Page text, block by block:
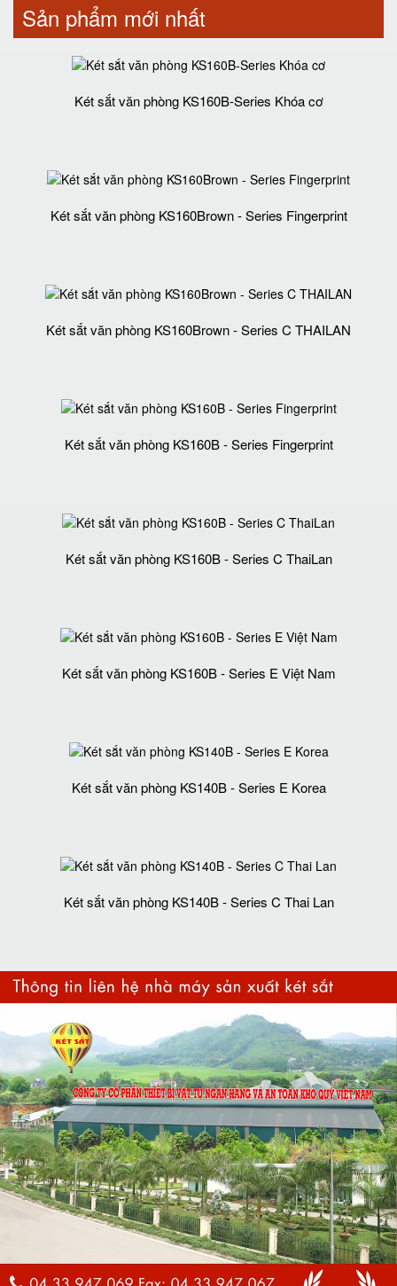
Sản phẩm mới nhất
Két sắt văn phòng KS160B-Series Khóa cơ
Két sắt văn phòng KS160Brown - Series Fingerprint
Két sắt văn phòng KS160Brown - Series C THAILAN
Két sắt văn phòng KS160B - Series Fingerprint
Két sắt văn phòng KS160B - Series C ThaiLan
Két sắt văn phòng KS160B - Series E Việt Nam
Két sắt văn phòng KS140B - Series E Korea
Két sắt văn phòng KS140B - Series C Thai Lan